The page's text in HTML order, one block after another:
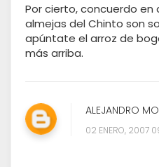
Por cierto, concuerdo en
almejas del Chinto son
apúntate el arroz de
más arriba.
ALEJANDRO
02 ENERO, 2007